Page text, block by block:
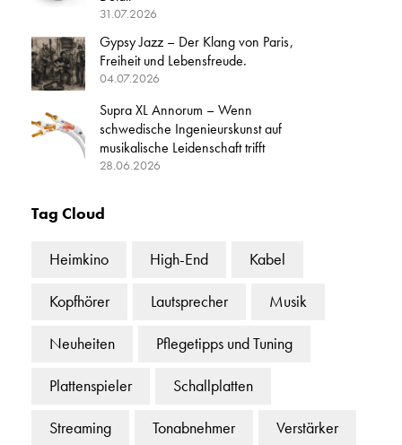
31.07.2026
Gypsy Jazz – Der Klang von Paris,
Freiheit und Lebensfreude.
04.07.2026
Supra XL Annorum – Wenn
schwedische Ingenieurskunst auf
musikalische Leidenschaft trifft
28.06.2026
Tag Cloud
Heimkino High-End Kabel
Kopfhörer Lautsprecher Musik
Neuheiten Pflegetipps und Tuning
Plattenspieler Schallplatten
Streaming Tonabnehmer Verstärker